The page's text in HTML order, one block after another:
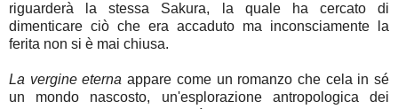
riguarderà la stessa Sakura, la quale ha cercato di
dimenticare ciò che era accaduto ma inconsciamente la
ferita non si è mai chiusa.
La vergine eternaappare come un romanzo che cela in sé
un mondo nascosto, un'esplorazione antropologica dei